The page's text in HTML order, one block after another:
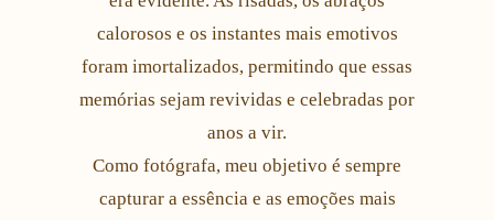
calorosos e os instantes mais emotivos
foram imortalizados, permitindo que essas
memórias sejam revividas e celebradas por
anos a vir.
Como fotógrafa, meu objetivo é sempre
capturar a essência e as emoções mais